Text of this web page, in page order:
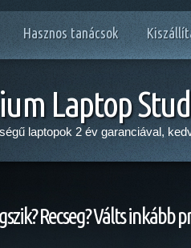
Hasznos tanácsok
Laptop
laptopok 2 év garanciával,
Recseg? Válts inkább